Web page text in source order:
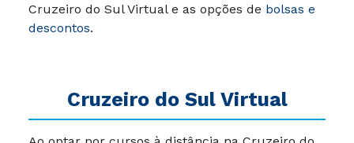
Cruzeiro do Sul Virtual e as opções de bolsas e
descontos.
Cruzeiro do Sul Virtual